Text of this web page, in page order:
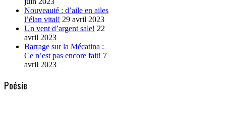
Nouveauté : d’aile en ailes
l’élan vital! 29 avril 2023
Un vent d’argent sale! 22
avril 2023
Barrage sur la Mécatina :
Ce n’est pas encore fait! 7
avril 2023
Poésie